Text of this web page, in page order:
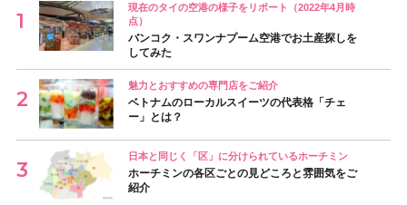
現在のタイの空港の様子をリポート（2022年4月時
点）
バンコク・スワンナプーム空港でお土産探しを
してみた
魅力とおすすめの専門店をご紹介
ベトナムのローカルスイーツの代表格「チェ
ー」とは？
日本と同じく「区」に分けられているホーチミン
ホーチミンの各区ごとの見どころと雰囲気をご
紹介